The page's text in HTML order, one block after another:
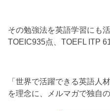
その勉強法を英語学習にも活
TOEIC935点、TOEFL ITP
「世界で活躍できる英語人
を理念に、メルマガで独自